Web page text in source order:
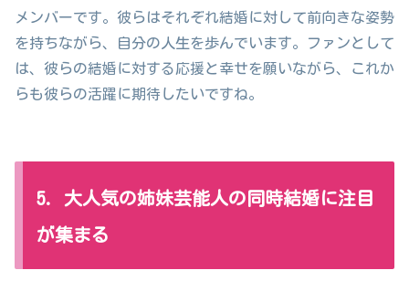
メンバーです。彼らはそれぞれ結婚に対して前向きな姿勢
を持ちながら、自分の人生を歩んでいます。ファンとして
は、彼らの結婚に対する応援と幸せを願いながら、これか
らも彼らの活躍に期待したいですね。
5. 大人気の姉妹芸能人の同時結婚に注目
が集まる